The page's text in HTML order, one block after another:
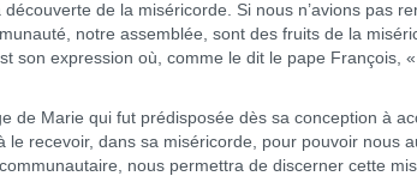
découverte de la miséricorde. Si nous n’avions pas
notre assemblée, sont des fruits de la
son expression où, comme le dit le pape François,
de Marie qui fut prédisposée dès sa conception à
recevoir, dans sa miséricorde, pour pouvoir nous
nous permettra de discerner cette